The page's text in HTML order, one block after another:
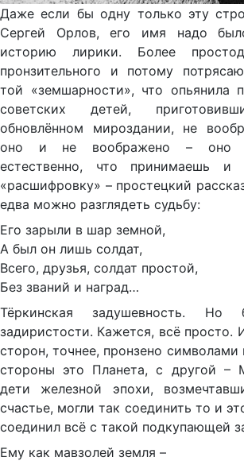
Даже если бы одну только эту
Сергей Орлов, его имя надо
историю лирики. Более
пронзительного и потому
той «земшарности», что опьянила
советских детей,
обновлённом мироздании, не
оно и не воображено – оно
естественно, что принимаешь
«расшифровку» – простецкий
едва можно разглядеть судьбу:
Его зарыли в шар земной,
А был он лишь солдат,
Всего, друзья, солдат простой,
Без званий и наград…
Тёркинская задушевность. Но
задиристости. Кажется, всё просто.
сторон, точнее, пронзено
стороны это Планета, с другой –
дети железной эпохи,
счастье, могли так соединить то и
соединил всё с такой подкупающей
Ему как мавзолей земля –